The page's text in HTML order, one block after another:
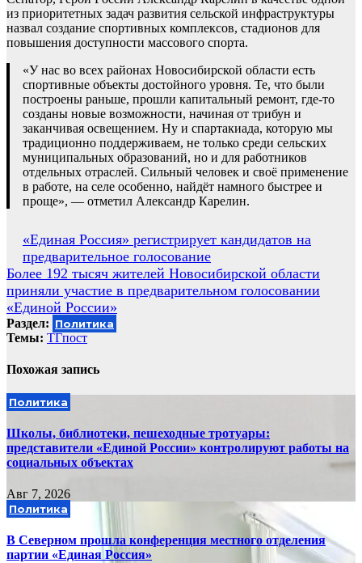
из приоритетных задач развития сельской инфраструктуры
назвал создание спортивных комплексов, стадионов для
повышения доступности массового спорта.
«У нас во всех районах Новосибирской области есть
спортивные объекты достойного уровня. Те, что были
построены раньше, прошли капитальный ремонт, где-то
созданы новые возможности, начиная от трибун и
заканчивая освещением. Ну и спартакиада, которую мы
традиционно поддерживаем, не только среди сельских
муниципальных образований, но и для работников
отдельных отраслей. Сильный человек и своё применение
в работе, на селе особенно, найдёт намного быстрее и
проще», — отметил Александр Карелин.
Навигация
по
записям
«Единая Россия» регистрирует кандидатов на
предварительное голосование
Более 192 тысяч жителей Новосибирской области
приняли участие в предварительном голосовании
«Единой России»
Раздел: Политика
Темы: ТГпост
Похожая запись
Политика
Школы, библиотеки, пешеходные тротуары:
представители «Единой России» контролируют работы на
социальных объектах
Авг 7, 2026
Политика
В Северном прошла конференция местного отделения
партии «Единая Россия»